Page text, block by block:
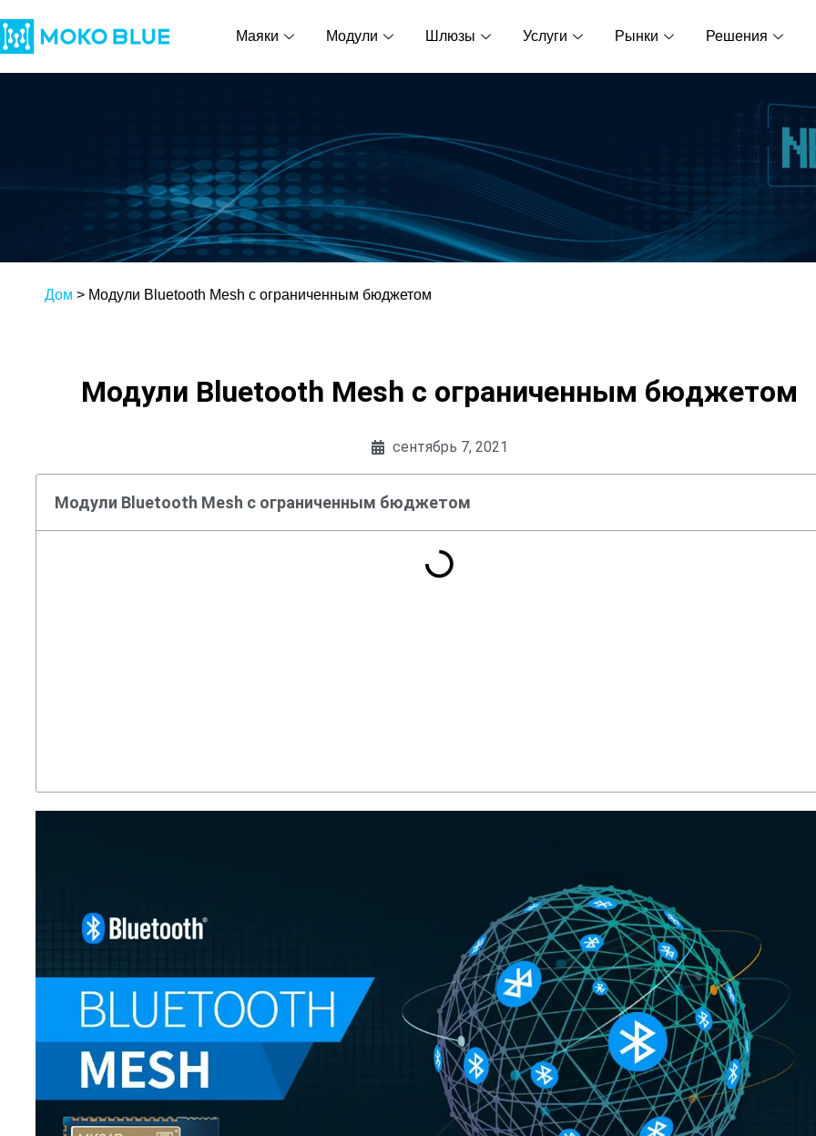
Маяки Модули Шлюзы Услуги Рынки Решения
Дом > Модули Bluetooth Mesh с ограниченным бюджетом
Модули Bluetooth Mesh с ограниченным бюджетом
сентябрь 7, 2021
Модули Bluetooth Mesh с ограниченным бюджетом